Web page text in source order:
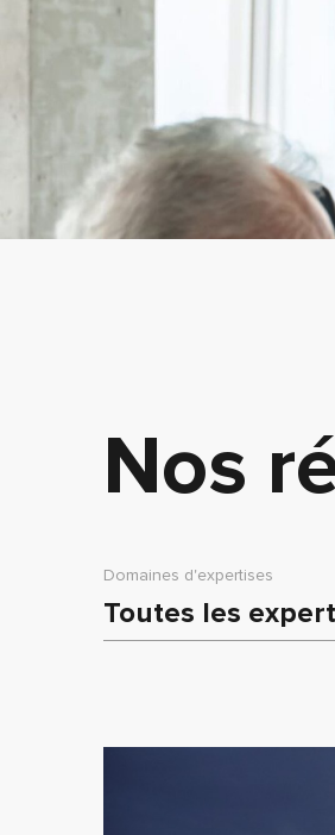
Nos
Domaines d'expertises
Toutes les